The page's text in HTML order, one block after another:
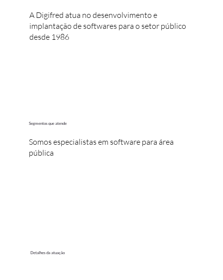
A Digifred atua no desenvolvimento e
implantação de softwares para o setor público
desde 1986
Detalhes da atuação
Segmentos que atende
Somos especialistas em software para área
pública